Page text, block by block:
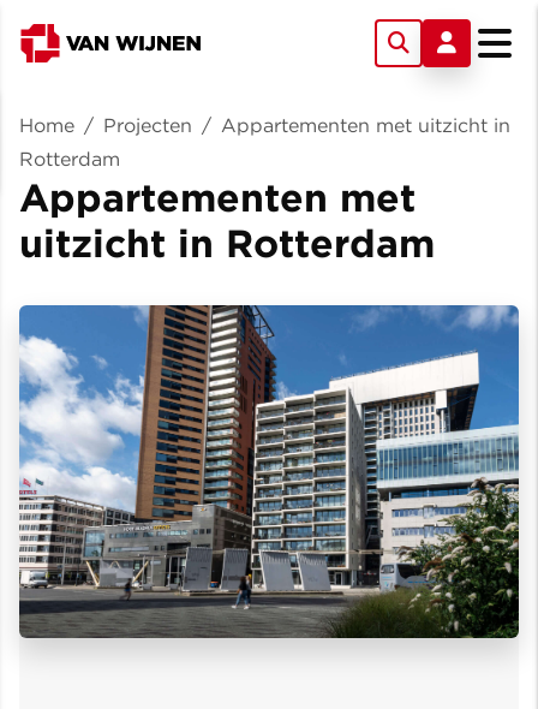
Home / Projecten / Appartementen met uitzicht in
Rotterdam
Appartementen met
uitzicht in Rotterdam